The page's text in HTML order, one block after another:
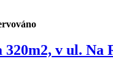
v ul. Na